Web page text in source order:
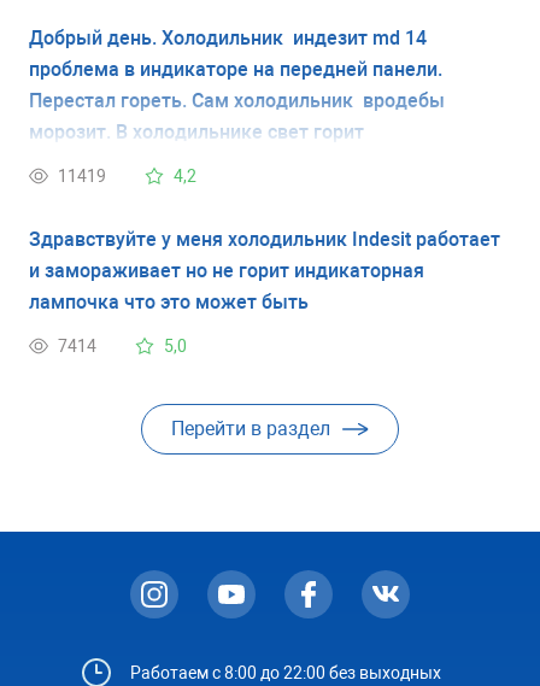
Добрый день. Холодильник индезит md 14
проблема в индикаторе на передней панели.
Перестал гореть. Сам холодильник вродебы
морозит. В холодильнике свет горит
11419 4,2
Здравствуйте у меня холодильник Indesit работает
и замораживает но не горит индикаторная
лампочка что это может быть
7414 5,0
Перейти в раздел
Работаем с 8:00 до 22:00 без выходных